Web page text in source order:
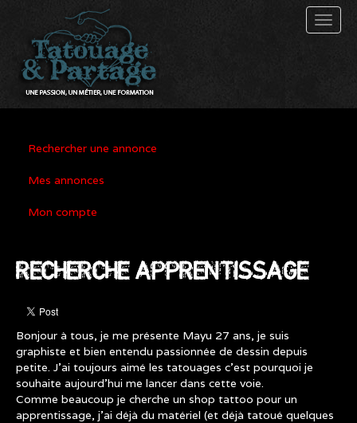
Rechercher une annonce
Mes annonces
Mon compte
RECHERCHE APPRENTISSAGE
Bonjour à tous, je me présente Mayu 27 ans, je suis
graphiste et bien entendu passionnée de dessin depuis
petite. J'ai toujours aimé les tatouages c'est pourquoi je
souhaite aujourd'hui me lancer dans cette voie.
Comme beaucoup je cherche un shop tattoo pour un
apprentissage, j'ai déjà du matériel (et déjà tatoué quelques